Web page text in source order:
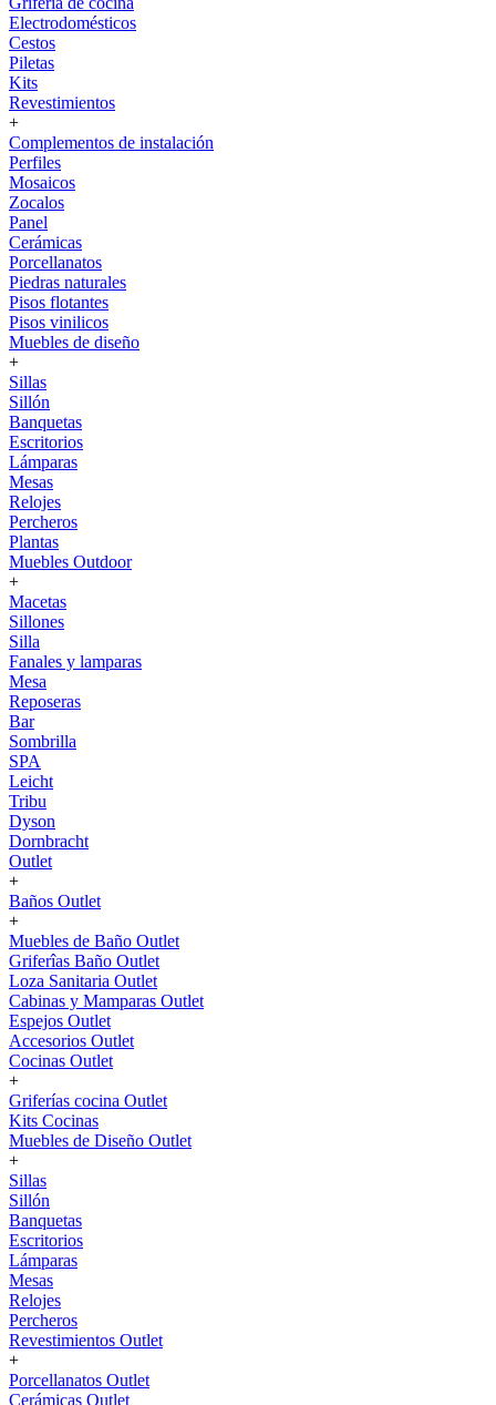
Electrodomésticos
Cestos
Piletas
Kits
Revestimientos
+
Complementos de instalación
Perfiles
Mosaicos
Zocalos
Panel
Cerámicas
Porcellanatos
Piedras naturales
Pisos flotantes
Pisos vinilicos
Muebles de diseño
+
Sillas
Sillón
Banquetas
Escritorios
Lámparas
Mesas
Relojes
Percheros
Plantas
Muebles Outdoor
+
Macetas
Sillones
Silla
Fanales y lamparas
Mesa
Reposeras
Bar
Sombrilla
SPA
Leicht
Tribu
Dyson
Dornbracht
Outlet
+
Baños Outlet
+
Muebles de Baño Outlet
Griferîas Baño Outlet
Loza Sanitaria Outlet
Cabinas y Mamparas Outlet
Espejos Outlet
Accesorios Outlet
Cocinas Outlet
+
Griferías cocina Outlet
Kits Cocinas
Muebles de Diseño Outlet
+
Sillas
Sillón
Banquetas
Escritorios
Lámparas
Mesas
Relojes
Percheros
Revestimientos Outlet
+
Porcellanatos Outlet
Cerámicas Outlet